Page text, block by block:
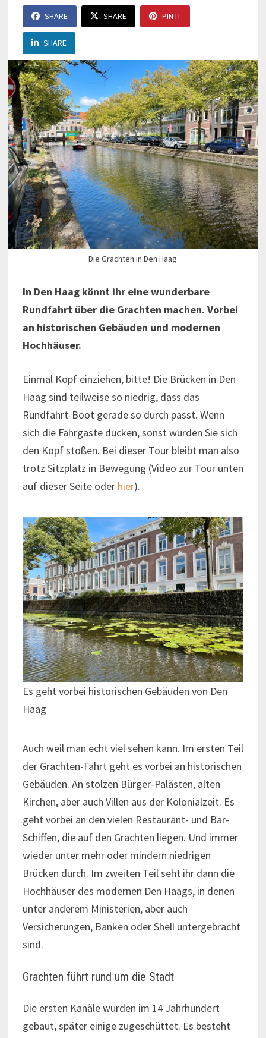
SHARE SHARE PIN IT
SHARE
Die Grachten in Den Haag
In Den Haag könnt ihr eine wunderbare
Rundfahrt über die Grachten machen. Vorbei
an historischen Gebäuden und modernen
Hochhäuser.
Einmal Kopf einziehen, bitte! Die Brücken in Den
Haag sind teilweise so niedrig, dass das
Rundfahrt-Boot gerade so durch passt. Wenn
sich die Fahrgäste ducken, sonst würden Sie sich
den Kopf stoßen. Bei dieser Tour bleibt man also
trotz Sitzplatz in Bewegung (Video zur Tour unten
auf dieser Seite oder hier).
Es geht vorbei historischen Gebäuden von Den
Haag
Auch weil man echt viel sehen kann. Im ersten Teil
der Grachten-Fahrt geht es vorbei an historischen
Gebäuden. An stolzen Bürger-Palästen, alten
Kirchen, aber auch Villen aus der Kolonialzeit. Es
geht vorbei an den vielen Restaurant- und Bar-
Schiffen, die auf den Grachten liegen. Und immer
wieder unter mehr oder mindern niedrigen
Brücken durch. Im zweiten Teil seht ihr dann die
Hochhäuser des modernen Den Haags, in denen
unter anderem Ministerien, aber auch
Versicherungen, Banken oder Shell untergebracht
sind.
Grachten führt rund um die Stadt
Die ersten Kanäle wurden im 14 Jahrhundert
gebaut, später einige zugeschüttet. Es besteht